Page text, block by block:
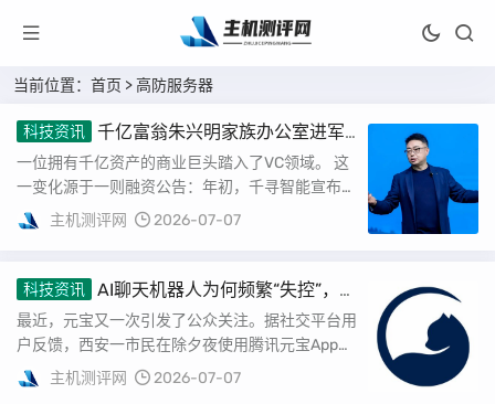
当前位置： 首页 > 高防服务器
科技资讯
千亿富翁朱兴明家族办公室进军
VC圈
一位拥有千亿资产的商业巨头踏入了VC领域。 这
一变化源于一则融资公告：年初，千寻智能宣布完
成了近20亿元的融资，估值突破百亿元。在审
视...
主机测评网 2026-07-07
科技资讯
AI聊天机器人为何频繁“失控”，背
后原因及解决方案解析
最近，元宝又一次引发了公众关注。据社交平台用
户反馈，西安一市民在除夕夜使用腾讯元宝App生
成拜年图片时，竟然出现了辱骂文字。 该用户
表...
主机测评网 2026-07-07